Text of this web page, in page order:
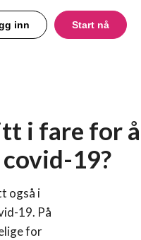
inn Start nå
i fare for å
19?
også i
19. På
for